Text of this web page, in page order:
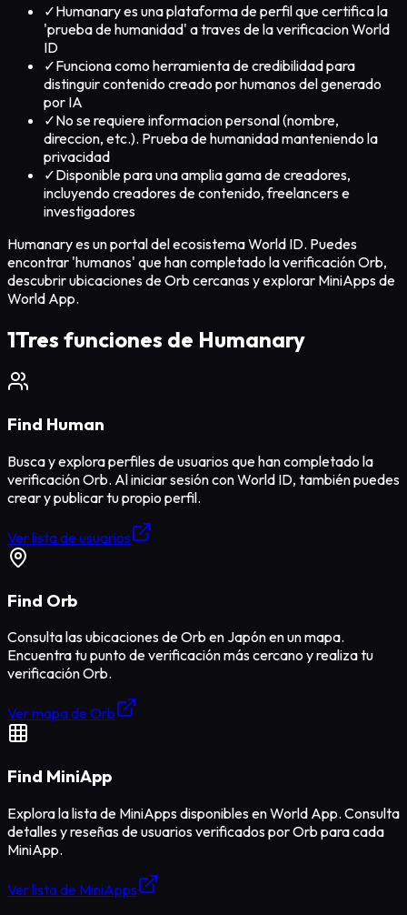
✓Humanary es una plataforma de perfil que certifica la
'prueba de humanidad' a traves de la verificacion World
ID
✓Funciona como herramienta de credibilidad para
distinguir contenido creado por humanos del generado
por IA
✓No se requiere informacion personal (nombre,
direccion, etc.). Prueba de humanidad manteniendo la
privacidad
✓Disponible para una amplia gama de creadores,
incluyendo creadores de contenido, freelancers e
investigadores
Humanary es un portal del ecosistema World ID. Puedes
encontrar 'humanos' que han completado la verificación Orb,
descubrir ubicaciones de Orb cercanas y explorar MiniApps de
World App.
1Tres funciones de Humanary
Find Human
Busca y explora perfiles de usuarios que han completado la
verificación Orb. Al iniciar sesión con World ID, también puedes
crear y publicar tu propio perfil.
Ver lista de usuarios
Find Orb
Consulta las ubicaciones de Orb en Japón en un mapa.
Encuentra tu punto de verificación más cercano y realiza tu
verificación Orb.
Ver mapa de Orb
Find MiniApp
Explora la lista de MiniApps disponibles en World App. Consulta
detalles y reseñas de usuarios verificados por Orb para cada
MiniApp.
Ver lista de MiniApps